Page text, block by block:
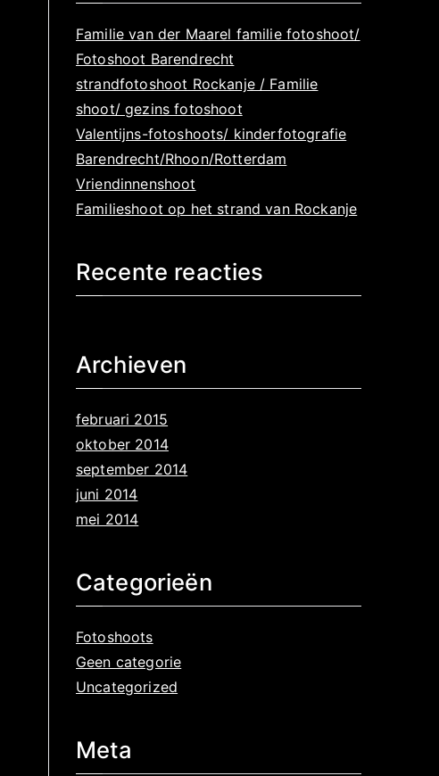
a
Familie van der Maarel familie fotoshoot/
Fotoshoot Barendrecht
strandfotoshoot Rockanje / Familie
shoot/ gezins fotoshoot
Valentijns-fotoshoots/ kinderfotografie
Barendrecht/Rhoon/Rotterdam
Vriendinnenshoot
Familieshoot op het strand van Rockanje
Recente reacties
Archieven
februari 2015
oktober 2014
september 2014
juni 2014
mei 2014
Categorieën
Fotoshoots
Geen categorie
Uncategorized
Meta